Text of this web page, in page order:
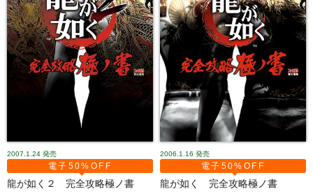
2007.1.24 発売
電子50%OFF
龍が如く２ 完全攻略極ノ書
2006.1.16 発売
電子50%OFF
龍が如く 完全攻略極ノ書